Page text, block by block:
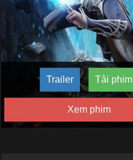
Trailer Tải phim
Xem phim